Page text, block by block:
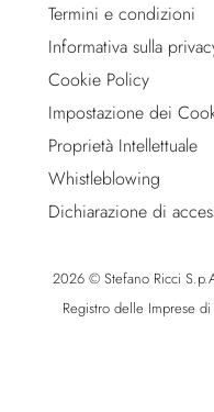
Termini e condizioni
Informativa sulla
Cookie Policy
Impostazione dei
Proprietà Intellettuale
Whistleblowing
Dichiarazione di
2026 © Stefano Ricci
Registro delle Imprese